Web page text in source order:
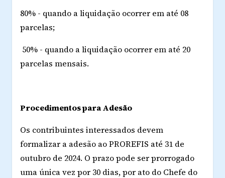
80% - quando a liquidação ocorrer em até 08
parcelas;
50% - quando a liquidação ocorrer em até 20
parcelas mensais.
Procedimentos para Adesão
Os contribuintes interessados devem
formalizar a adesão ao PROREFIS até 31 de
outubro de 2024. O prazo pode ser prorrogado
uma única vez por 30 dias, por ato do Chefe do